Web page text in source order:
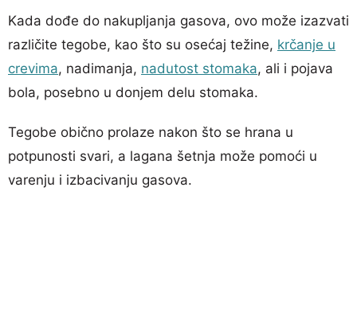
Kada dođe do nakupljanja gasova, ovo može izazvati
različite tegobe, kao što su osećaj težine, krčanje u
crevima, nadimanja, nadutost stomaka, ali i pojava
bola, posebno u donjem delu stomaka.
Tegobe obično prolaze nakon što se hrana u
potpunosti svari, a lagana šetnja može pomoći u
varenju i izbacivanju gasova.